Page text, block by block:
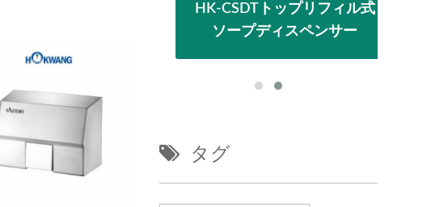
HK-CSDTトップリフィル式
ソープディスペンサー
タグ